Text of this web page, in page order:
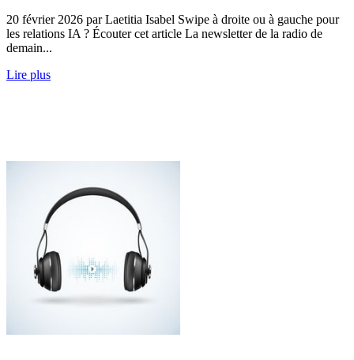
20 février 2026 par Laetitia Isabel Swipe à droite ou à gauche pour
les relations IA ? Écouter cet article La newsletter de la radio de
demain...
Lire plus